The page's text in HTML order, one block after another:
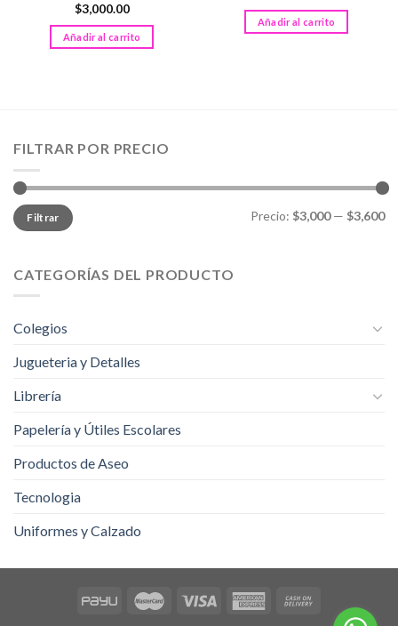
$3,000.00
Añadir al carrito
Añadir al carrito
FILTRAR POR PRECIO
Precio
mínimo
Precio
máximo
Filtrar Precio: $3,000— $3,600
CATEGORÍAS DEL PRODUCTO
Colegios
Jugueteria y Detalles
Librería
Papelería y Útiles Escolares
Productos de Aseo
Tecnologia
Uniformes y Calzado